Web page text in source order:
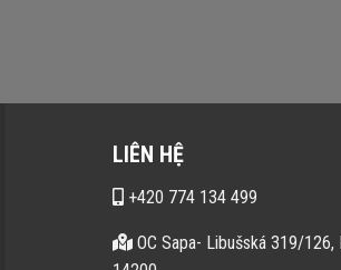
LIÊN HỆ
+420 774 134 499
OC Sapa- Libušská 319/126,